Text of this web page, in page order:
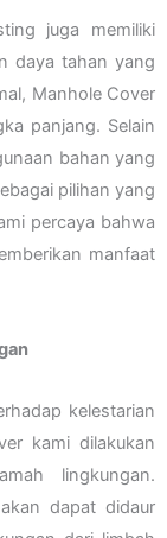
juga memiliki
daya tahan yang
Manhole Cover
panjang. Selain
bahan yang
pilihan yang
percaya bahwa
manfaat
kelestarian
kami dilakukan
lingkungan.
dapat didaur